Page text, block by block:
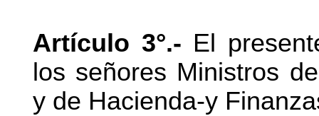
Artículo 3°.- El
los señores Ministros
y de Hacienda-y